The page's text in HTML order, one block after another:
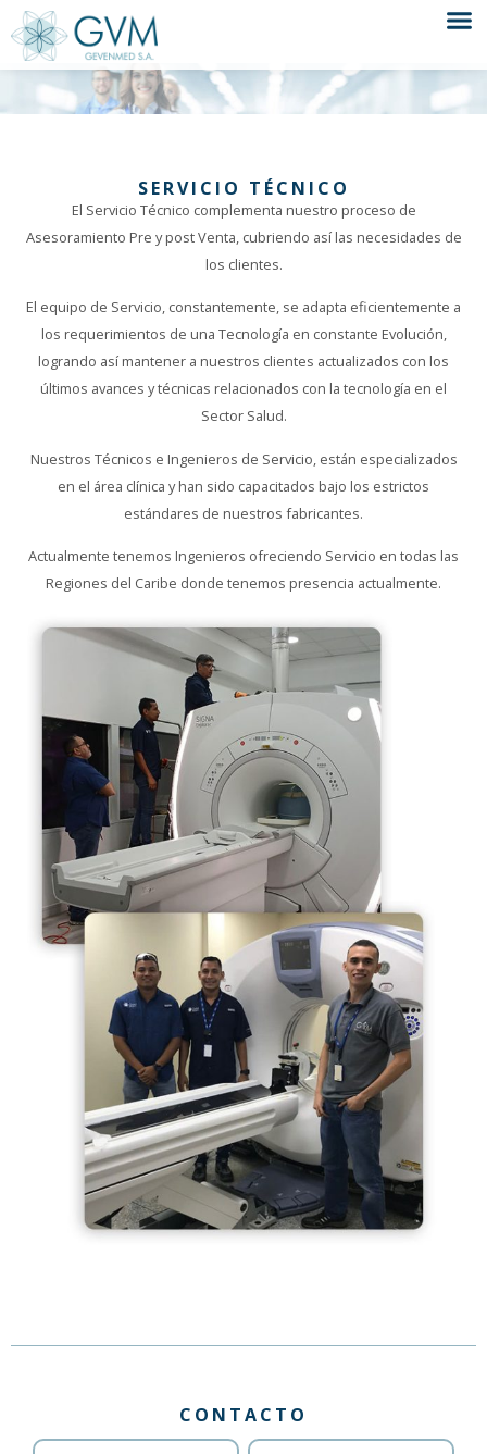
SERVICIO TÉCNICO
El Servicio Técnico complementa nuestro proceso de
Asesoramiento Pre y post Venta, cubriendo así las necesidades de
los clientes.
El equipo de Servicio, constantemente, se adapta eficientemente a
los requerimientos de una Tecnología en constante Evolución,
logrando así mantener a nuestros clientes actualizados con los
últimos avances y técnicas relacionados con la tecnología en el
Sector Salud.
Nuestros Técnicos e Ingenieros de Servicio, están especializados
en el área clínica y han sido capacitados bajo los estrictos
estándares de nuestros fabricantes.
Actualmente tenemos Ingenieros ofreciendo Servicio en todas las
Regiones del Caribe donde tenemos presencia actualmente.
CONTACTO